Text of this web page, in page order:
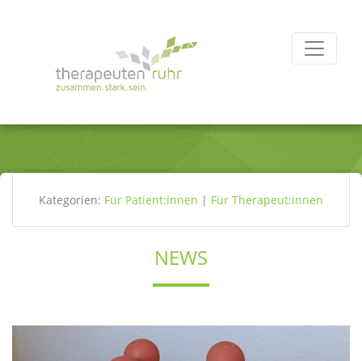
Kategorien: Für Patient:innen | Für Therapeut:innen
NEWS